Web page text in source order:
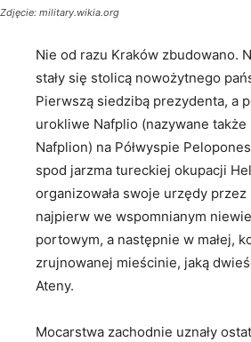
Zdjęcie: military.wikia.org
Nie od razu Kraków zbudowano.
stały się stolicą nowożytnego
Pierwszą siedzibą prezydenta, a
urokliwe Nafplio (nazywane
Nafplion) na Półwyspie
spod jarzma tureckiej okupacji
organizowała swoje urzędy przez
najpierw we wspomnianym
portowym, a następnie w małej,
zrujnowanej mieścinie, jaką
Ateny.
Mocarstwa zachodnie uznały